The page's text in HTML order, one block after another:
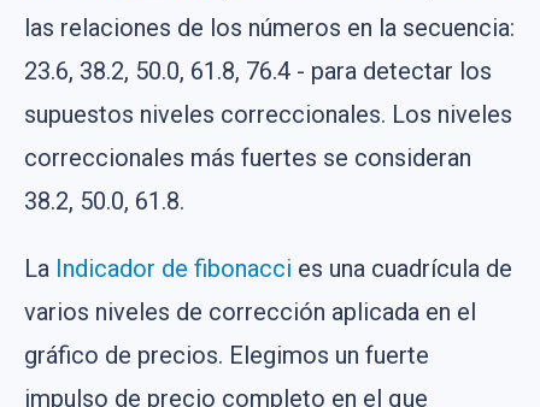
las relaciones de los números en la secuencia:
23.6, 38.2, 50.0, 61.8, 76.4 - para detectar los
supuestos niveles correccionales. Los niveles
correccionales más fuertes se consideran
38.2, 50.0, 61.8.
La Indicador de fibonacci es una cuadrícula de
varios niveles de corrección aplicada en el
gráfico de precios. Elegimos un fuerte
impulso de precio completo en el que